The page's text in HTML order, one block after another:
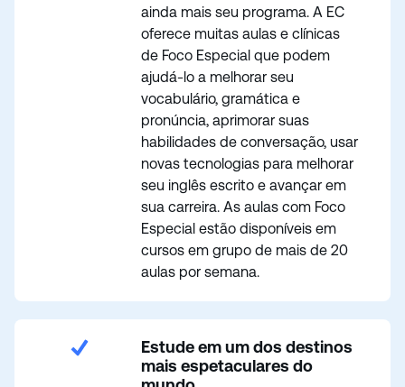
ainda mais seu programa. A EC
oferece muitas aulas e clínicas
de Foco Especial que podem
ajudá-lo a melhorar seu
vocabulário, gramática e
pronúncia, aprimorar suas
habilidades de conversação, usar
novas tecnologias para melhorar
seu inglês escrito e avançar em
sua carreira. As aulas com Foco
Especial estão disponíveis em
cursos em grupo de mais de 20
aulas por semana.
Estude em um dos destinos
mais espetaculares do